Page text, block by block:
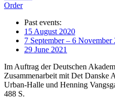
Order
Past events:
15 August 2020
7 September – 6 November
29 June 2021
Im Auftrag der Deutschen
Zusammenarbeit mit Det Danske
Urban-Halle und Henning
488 S.